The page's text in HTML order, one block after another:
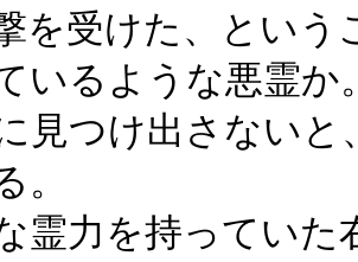
を受けた、とい
いるような悪霊か
見つけ出さないと
。
霊力を持ってい